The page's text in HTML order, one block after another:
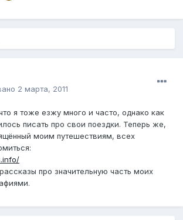
2 марта, 2011
я тоже езжу много и часто, однако как
писать про свои поездки. Теперь же,
моим путешествиям, всех
про значительную часть моих